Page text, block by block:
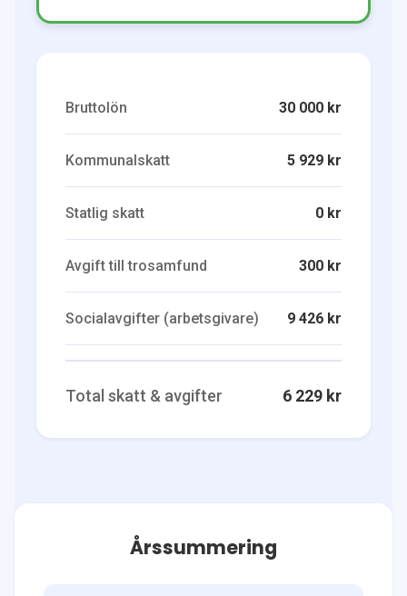
Bruttolön 30 000 kr
Kommunalskatt 5 929 kr
Statlig skatt 0 kr
Avgift till trosamfund 300 kr
Socialavgifter (arbetsgivare) 9 426 kr
Total skatt & avgifter 6 229 kr
Årssummering